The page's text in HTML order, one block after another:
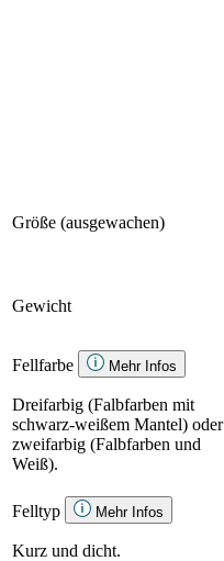
Größe (ausgewachen)
Gewicht
Fellfarbe
Mehr Infos
Dreifarbig (Falbfarben mit
schwarz-weißem Mantel) oder
zweifarbig (Falbfarben und
Weiß).
Felltyp Mehr Infos
Kurz und dicht.